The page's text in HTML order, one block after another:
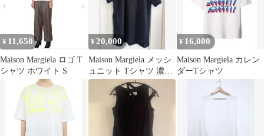
¥ 11,650
Maison Margiela ロゴ T
シャツ ホワイト S
¥20,000
Maison Margiela メッシ
ュニット Tシャツ 濃紺
ネイビー XL
¥ 16,000
Maison Margiela カレン
ダーTシャツ